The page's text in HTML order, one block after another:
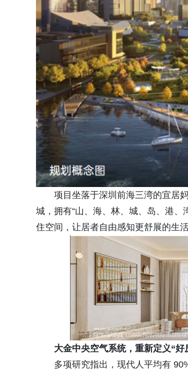
项目坐落于深圳前海三湾的宜居
城，拥有“山、海、林、城、岛、港、
住空间，让居者自由感知更舒展的生
大金中央空气系统，重新定义“好
多项研究指出，现代人平均有